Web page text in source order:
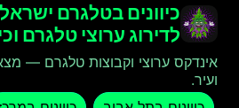
כיוונים בטלגרם
לדירוג ערוצי טלגרם
אינדקס ערוצי וקבוצות טלגרם —
ועיר.